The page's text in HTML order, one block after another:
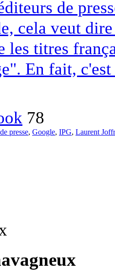
de
cela veut
les titres
En fait,
78
presse, Google, IPG, Laurent